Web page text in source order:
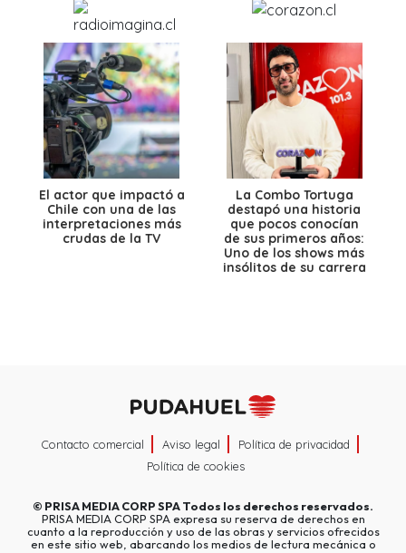
El actor que impactó a
Chile con una de las
interpretaciones más
crudas de la TV
La Combo Tortuga
destapó una historia
que pocos conocían
de sus primeros años:
Uno de los shows más
insólitos de su carrera
Contacto comercial Aviso legal
Política de privacidad
Política de cookies
© PRISA MEDIA CORP SPATodos los derechos reservados.
PRISA MEDIA CORP SPA expresa su reserva de derechos en
cuanto a la reproducción y uso de las obras y servicios ofrecidos
en este sitio web, abarcando los medios de lectura mecánica o